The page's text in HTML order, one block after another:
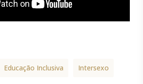
Educação Inclusiva Intersexo